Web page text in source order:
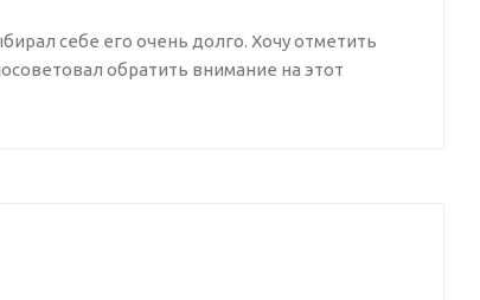
себе его очень долго. Хочу отметить
обратить внимание на этот